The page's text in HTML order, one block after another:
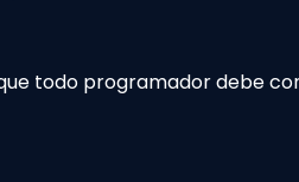
todo programador debe